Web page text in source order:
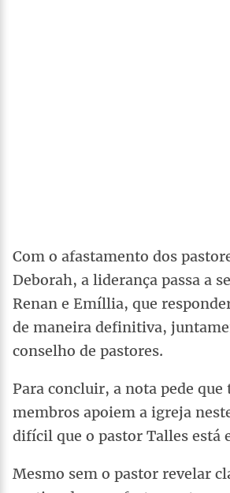
Com o afastamento dos
Deborah, a liderança passa a
Renan e Emíllia, que
de maneira definitiva,
conselho de pastores.
Para concluir, a nota pede que
membros apoiem a igreja
difícil que o pastor Talles está
Mesmo sem o pastor revelar